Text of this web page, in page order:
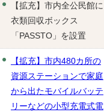
【拡充】市内全公民館に
衣類回収ボックス
「PASSTO」を設置
【拡充】市内480カ所の
資源ステーションで家庭
から出たモバイルバッテ
リーなどの小型充電式電